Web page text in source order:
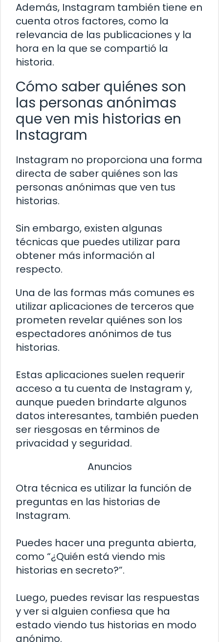
Además, Instagram también tiene en
cuenta otros factores, como la
relevancia de las publicaciones y la
hora en la que se compartió la
historia.
Cómo saber quiénes son
las personas anónimas
que ven mis historias en
Instagram
Instagram no proporciona una forma
directa de saber quiénes son las
personas anónimas que ven tus
historias.
Sin embargo, existen algunas
técnicas que puedes utilizar para
obtener más información al
respecto.
Una de las formas más comunes es
utilizar aplicaciones de terceros que
prometen revelar quiénes son los
espectadores anónimos de tus
historias.
Estas aplicaciones suelen requerir
acceso a tu cuenta de Instagram y,
aunque pueden brindarte algunos
datos interesantes, también pueden
ser riesgosas en términos de
privacidad y seguridad.
Anuncios
Otra técnica es utilizar la función de
preguntas en las historias de
Instagram.
Puedes hacer una pregunta abierta,
como “¿Quién está viendo mis
historias en secreto?”.
Luego, puedes revisar las respuestas
y ver si alguien confiesa que ha
estado viendo tus historias en modo
anónimo.